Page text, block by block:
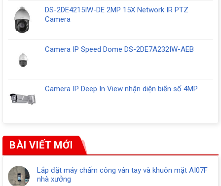
DS-2DE4215IW-DE 2MP 15X Network IR PTZ
Camera
Camera IP Speed Dome DS-2DE7A232IW-AEB
Camera IP Deep In View nhận diện biển số 4MP
BÀI VIẾT MỚI
Lắp đặt máy chấm công vân tay và khuôn mặt AI07F
nhà xưởng